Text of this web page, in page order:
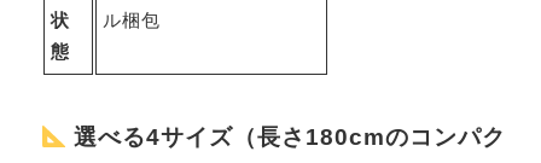
状
態
ル梱包
選べる4サイズ（長さ180cmのコンパク